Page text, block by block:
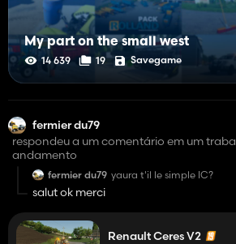
My part on the small west
14 639 19 Savegame
fermier du79
respondeu a um comentário em um
andamento
fermier du79 yaura t'il le simple IC?
salut ok merci
Renault Ceres V2